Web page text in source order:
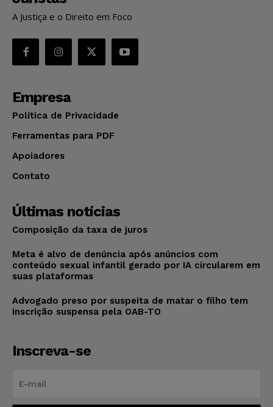
A Justiça e o Direito em Foco
Empresa
Política de Privacidade
Ferramentas para PDF
Apoiadores
Contato
Últimas notícias
Composição da taxa de juros
Meta é alvo de denúncia após anúncios com
conteúdo sexual infantil gerado por IA circularem em
suas plataformas
Advogado preso por suspeita de matar o filho tem
inscrição suspensa pela OAB-TO
Inscreva-se